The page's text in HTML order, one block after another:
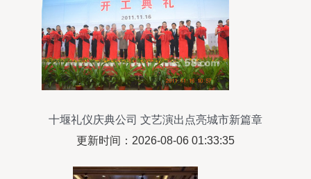
十堰礼仪庆典公司 文艺演出点亮城市新篇章
更新时间：2026-08-06 01:33:35